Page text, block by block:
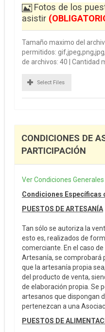
Fotos de los
asistir
Tamaño maximo del
permitidos:
de archivos: 40 | Cantidad
Select Files
CONDICIONES DE
PARTICIPACIÓN
Ver Condiciones
Condiciones Específicas
PUESTOS DE ARTESANÍA
Tan sólo se autoriza la
esto es, realizados de
comerciante. En el caso
Artesanía, se comprobará
que la artesanía propia
del producto de venta,
de elaboración propia. Se
artesanos que dispongan
pertenezcan a una
PUESTOS DE